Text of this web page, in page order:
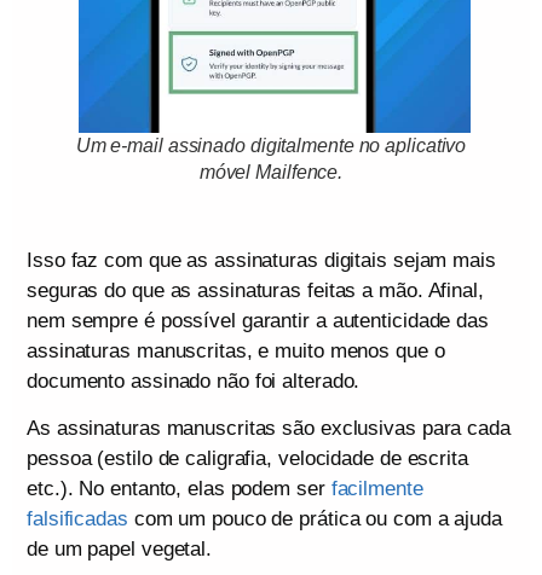
Um e-mail assinado digitalmente no aplicativo
móvel Mailfence.
Isso faz com que as assinaturas digitais sejam mais
seguras do que as assinaturas feitas a mão. Afinal,
nem sempre é possível garantir a autenticidade das
assinaturas manuscritas, e muito menos que o
documento assinado não foi alterado.
As assinaturas manuscritas são exclusivas para cada
pessoa (estilo de caligrafia, velocidade de escrita
etc.). No entanto, elas podem ser facilmente
falsificadas com um pouco de prática ou com a ajuda
de um papel vegetal.